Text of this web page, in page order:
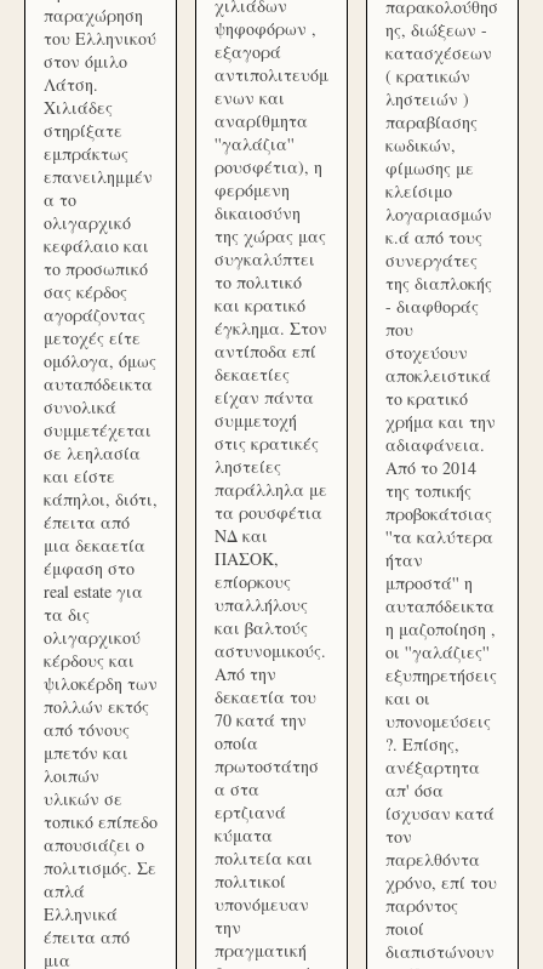
παραχώρηση
του Ελληνικού
στον όμιλο
Λάτση.
Χιλιάδες
στηρίξατε
εμπράκτως
επανειλημμέν
α το
ολιγαρχικό
κεφάλαιο και
το προσωπικό
σας κέρδος
αγοράζοντας
μετοχές είτε
ομόλογα, όμως
αυταπόδεικτα
συνολικά
συμμετέχεται
σε λεηλασία
και είστε
κάπηλοι, διότι,
έπειτα από
μια δεκαετία
έμφαση στο
real estate για
τα δις
ολιγαρχικού
κέρδους και
ψιλοκέρδη των
πολλών εκτός
από τόνους
μπετόν και
λοιπών
υλικών σε
τοπικό επίπεδο
απουσιάζει ο
πολιτισμός. Σε
απλά
Ελληνικά
έπειτα από
μια
χιλιάδων
ψηφοφόρων ,
εξαγορά
αντιπολιτευόμ
ενων και
αναρίθμητα
''γαλάζια''
ρουσφέτια), η
φερόμενη
δικαιοσύνη
της χώρας μας
συγκαλύπτει
το πολιτικό
και κρατικό
έγκλημα. Στον
αντίποδα επί
δεκαετίες
είχαν πάντα
συμμετοχή
στις κρατικές
ληστείες
παράλληλα με
τα ρουσφέτια
ΝΔ και
ΠΑΣΟΚ,
επίορκους
υπαλλήλους
και βαλτούς
αστυνομικούς.
Από την
δεκαετία του
70 κατά την
οποία
πρωτοστάτησ
α στα
ερτζιανά
κύματα
πολιτεία και
πολιτικοί
υπονόμευαν
την
πραγματική
παρακολούθησ
ης, διώξεων -
κατασχέσεων
( κρατικών
ληστειών )
παραβίασης
κωδικών,
φίμωσης με
κλείσιμο
λογαριασμών
κ.ά από τους
συνεργάτες
της διαπλοκής
- διαφθοράς
που
στοχεύουν
αποκλειστικά
το κρατικό
χρήμα και την
αδιαφάνεια.
Από το 2014
της τοπικής
προβοκάτσιας
''τα καλύτερα
ήταν
μπροστά'' η
αυταπόδεικτα
η μαζοποίηση ,
οι ''γαλάζιες''
εξυπηρετήσεις
και οι
υπονομεύσεις
?. Επίσης,
ανέξαρτητα
απ' όσα
ίσχυσαν κατά
τον
παρελθόντα
χρόνο, επί του
παρόντος
ποιοί
διαπιστώνουν